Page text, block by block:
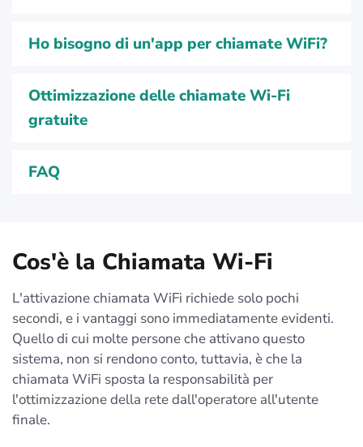
Ho bisogno di un'app per chiamate WiFi?
Ottimizzazione delle chiamate Wi-Fi
gratuite
FAQ
Cos'è la Chiamata Wi-Fi
L'attivazione chiamata WiFi richiede solo pochi
secondi, e i vantaggi sono immediatamente evidenti.
Quello di cui molte persone che attivano questo
sistema, non si rendono conto, tuttavia, è che la
chiamata WiFi sposta la responsabilità per
l'ottimizzazione della rete dall'operatore all'utente
finale.